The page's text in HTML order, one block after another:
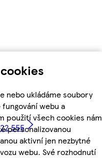
nebo ukládáme soubory
webu a
použití všech cookies nám
personalizovanou
aktivní jen nezbytné
webu. Své rozhodnutí
555